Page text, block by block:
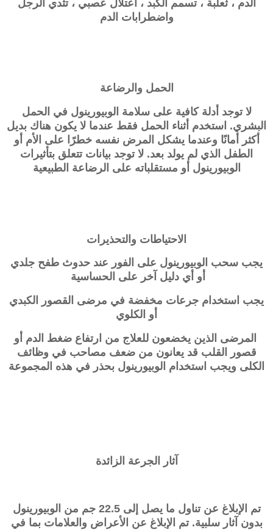
الدم ، ثعلبة ، تسمم الكبد ، اعتلال عصبي ، تثدي الرجل
واضطرابات الدم
الحمل والرضاعة
لا توجد أدلة كافية على سلامة الوبيورينول في الحمل
البشري. استخدم أثناء الحمل فقط عندما لا يكون هناك بديل
أكثر أمانًا وعندما يشكل المرض نفسه خطرًا على الأم أو
الطفل الذي لم يولد بعد. لا توجد بيانات تتعلق بتأثيرات
الوبيورينول أو مستقلباته على الرضاعة الطبيعية
الاحتياطات والتحذيرات
يجب سحب الوبيورينول على الفور عند حدوث طفح جلدي
أو أي دليل آخر على الحساسية
يجب استخدام جرعات مخفضة في مرضى القصور الكبدي
أو الكلوي
المرضى الذين يخضعون للعلاج من ارتفاع ضغط الدم أو
قصور القلب قد يعانون من ضعف مصاحب في وظائف
الكلى ويجب استخدام الوبيورينول بحذر في هذه المجموعة
آثار الجرعة الزائدة
تم الإبلاغ عن تناول ما يصل إلى 22.5 جم من الوبيورينول
بدون آثار سلبية. تم الإبلاغ عن الأعراض والعلامات بما في